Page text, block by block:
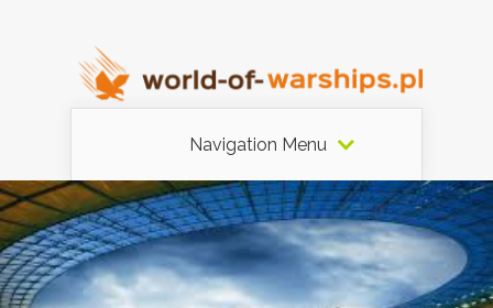
Navigation Menu